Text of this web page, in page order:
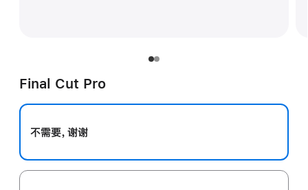
Final Cut Pro
不需要，谢谢